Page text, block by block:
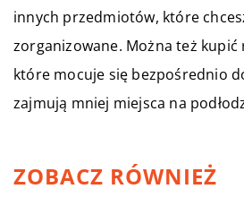
innych przedmiotów, które
zorganizowane. Można też kupić
które mocuje się bezpośrednio
zajmują mniej miejsca na
ZOBACZ RÓWNIEŻ